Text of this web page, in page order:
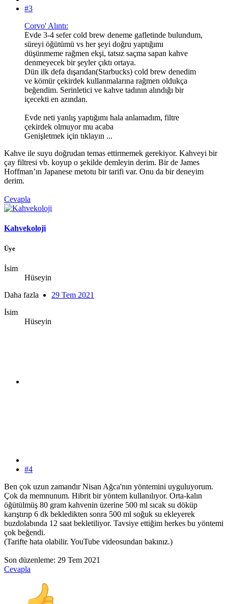
#3
Corvo' Alıntı:
Evde 3-4 sefer cold brew deneme gafletinde bulundum,
süreyi öğütümü vs her şeyi doğru yaptığımı
düşünmeme rağmen ekşi, tatsız saçma sapan kahve
denmeyecek bir şeyler çıktı ortaya.
Dün ilk defa dışarıdan(Starbucks) cold brew denedim
ve kömür çekirdek kullanmalarına rağmen oldukça
beğendim. Serinletici ve kahve tadının alındığı bir
içecekti en azından.
Evde neti yanlış yaptığımı hala anlamadım, filtre
çekirdek olmuyor mu acaba
Genişletmek için tıklayın ...
Kahve ile suyu doğrudan temas ettirmemek gerekiyor. Kahveyi bir
çay filtresi vb. koyup o şekilde demleyin derim. Bir de James
Hoffman’ın Japanese metotu bir tarifi var. Onu da bir deneyim
derim.
Cevapla
Kahvekoloji
Üye
İsim
Hüseyin
Daha fazla
İsim
Hüseyin
29 Tem 2021
#4
Ben çok uzun zamandır Nisan Ağca'nın yöntemini uyguluyorum.
Çok da memnunum. Hibrit bir yöntem kullanılıyor. Orta-kalın
öğütülmüş 80 gram kahvenin üzerine 500 ml sıcak su döküp
karıştırıp 6 dk bekledikten sonra 500 ml soğuk su ekleyerek
buzdolabında 12 saat bekletiliyor. Tavsiye ettiğim herkes bu yöntemi
çok beğendi.
(Tarifte hata olabilir. YouTube videosundan bakınız.)
Son düzenleme: 29 Tem 2021
Cevapla